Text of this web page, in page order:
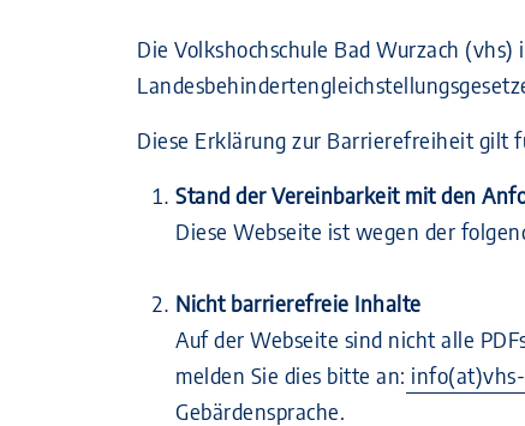
Die Volkshochschule Bad Wurzach
Diese Erklärung zur Barrierefreiheit gilt
Stand der Vereinbarkeit mit den
Diese Webseite ist wegen der
Nicht barrierefreie Inhalte
Auf der Webseite sind nicht alle
melden Sie dies bitte an:
Gebärdensprache.